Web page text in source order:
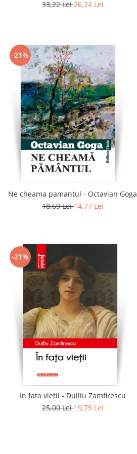
33,22 Lei26,24 Lei
-21%
Ne cheama pamantul - Octavian Goga
18,69 Lei14,77 Lei
-21%
In fata vietii - Duiliu Zamfirescu
25,00 Lei19,75 Lei